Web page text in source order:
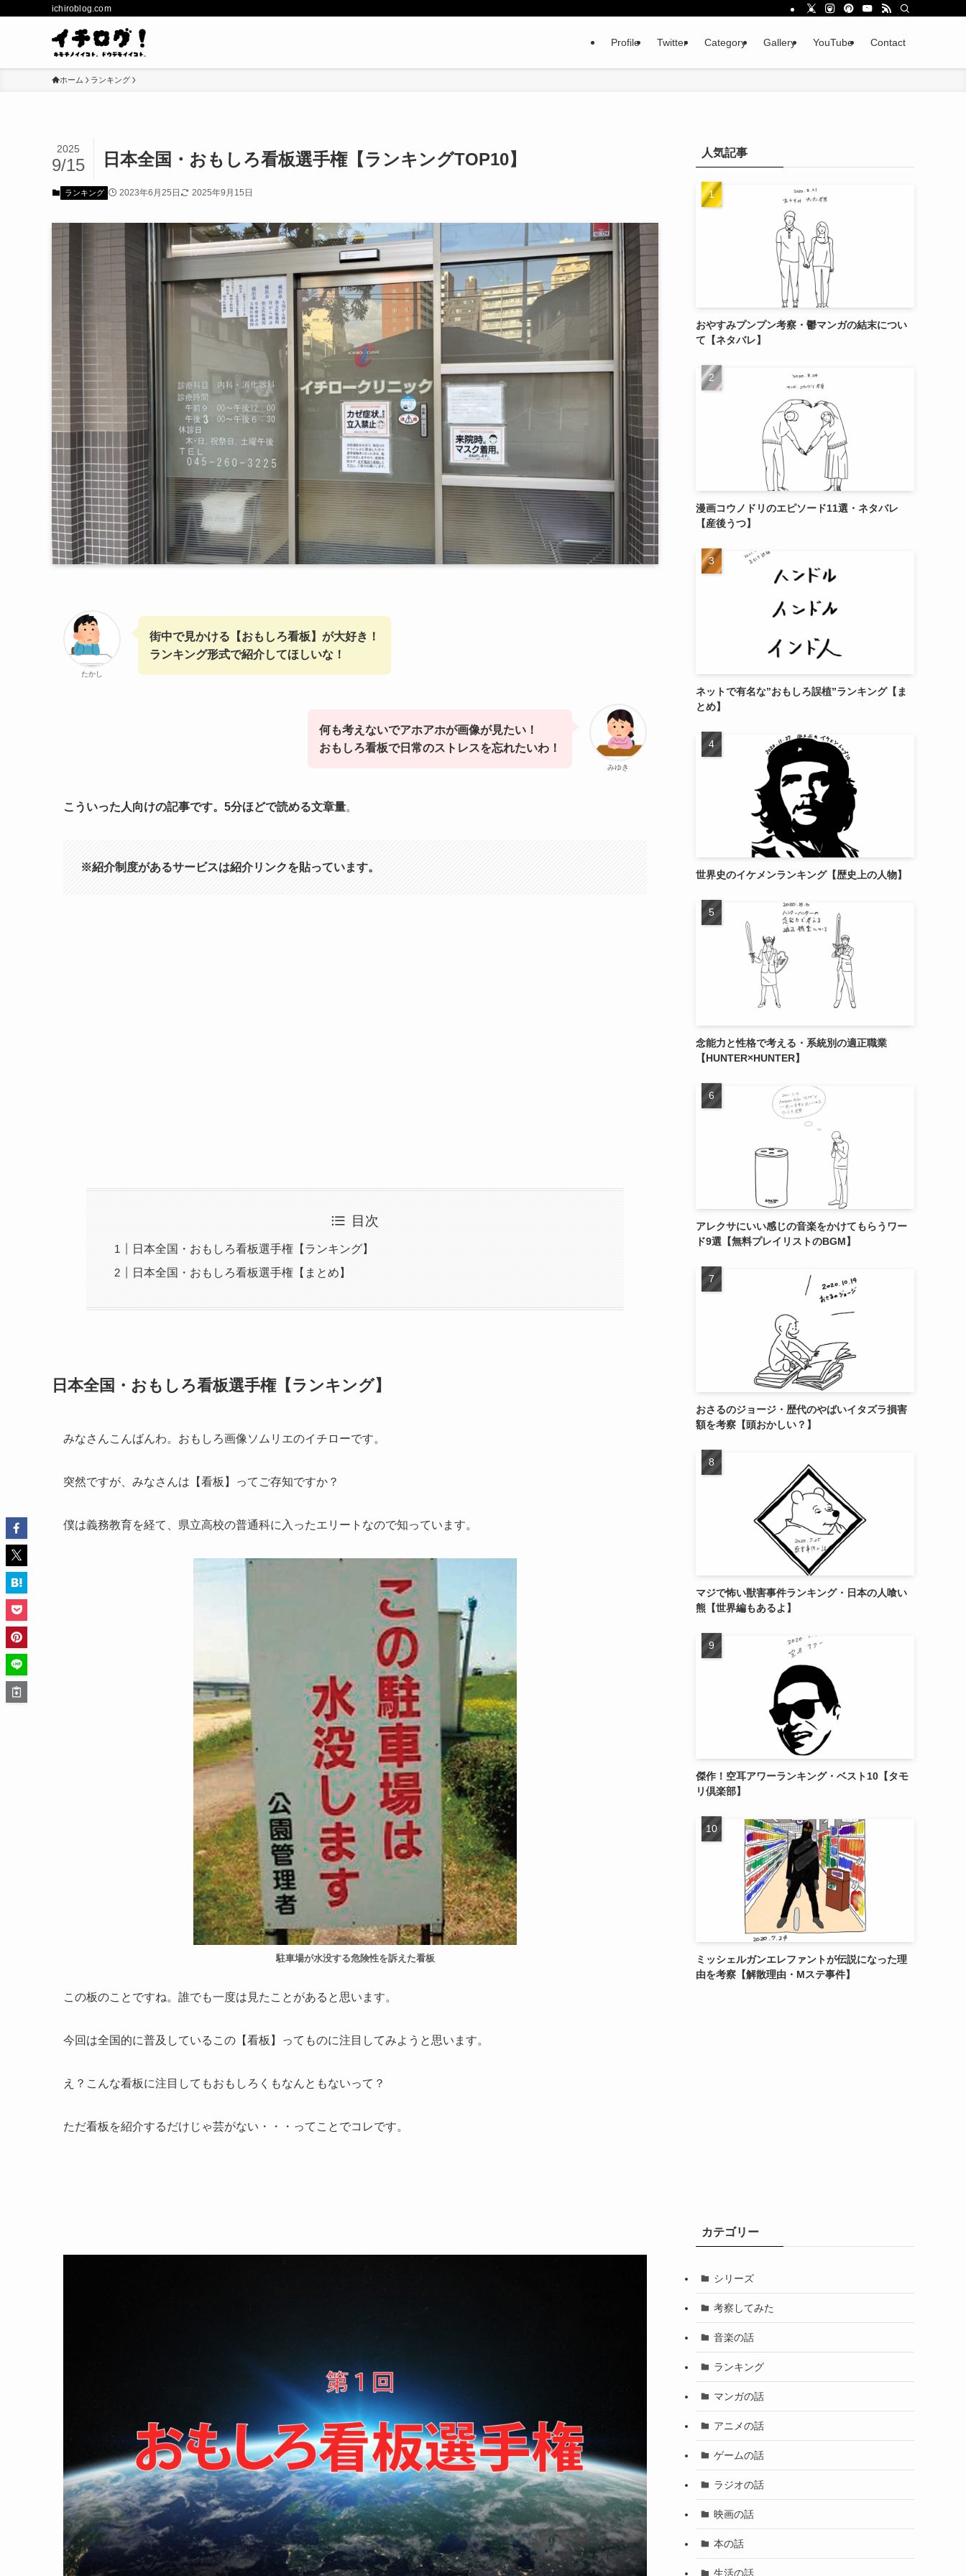
ichiroblog.com
Profile Twitter Category Gallery YouTube Contact
ホーム ランキング
日本全国・おもしろ看板選手権【ランキングTOP10】
2025
9/15
ランキング 2023年6月25日 2025年9月15日
たかし
街中で見かける【おもしろ看板】が大好き！
ランキング形式で紹介してほしいな！
みゆき
何も考えないでアホアホが画像が見たい！
おもしろ看板で日常のストレスを忘れたいわ！
こういった人向けの記事です。5分ほどで読める文章量。
※紹介制度があるサービスは紹介リンクを貼っています。
目次
日本全国・おもしろ看板選手権【ランキング】
日本全国・おもしろ看板選手権【まとめ】
日本全国・おもしろ看板選手権【ランキング】
みなさんこんばんわ。おもしろ画像ソムリエのイチローです。
突然ですが、みなさんは【看板】ってご存知ですか？
僕は義務教育を経て、県立高校の普通科に入ったエリートなので知っています。
駐車場が水没する危険性を訴えた看板
この板のことですね。誰でも一度は見たことがあると思います。
今回は全国的に普及しているこの【看板】ってものに注目してみようと思います。
え？こんな看板に注目してもおもしろくもなんともないって？
ただ看板を紹介するだけじゃ芸がない・・・ってことでコレです。
人気記事
おやすみプンプン考察・鬱マンガの結末につい
て【ネタバレ】
漫画コウノドリのエピソード11選・ネタバレ
【産後うつ】
ネットで有名な”おもしろ誤植”ランキング【ま
とめ】
世界史のイケメンランキング【歴史上の人物】
念能力と性格で考える・系統別の適正職業
【HUNTER×HUNTER】
アレクサにいい感じの音楽をかけてもらうワー
ド9選【無料プレイリストのBGM】
おさるのジョージ・歴代のやばいイタズラ損害
額を考察【頭おかしい？】
マジで怖い獣害事件ランキング・日本の人喰い
熊【世界編もあるよ】
傑作！空耳アワーランキング・ベスト10【タモ
リ倶楽部】
ミッシェルガンエレファントが伝説になった理
由を考察【解散理由・Mステ事件】
カテゴリー
シリーズ
考察してみた
音楽の話
ランキング
マンガの話
アニメの話
ゲームの話
ラジオの話
映画の話
本の話
生活の話